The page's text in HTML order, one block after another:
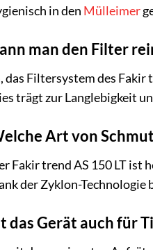
in den Mülleimer
man den Filter
das Filtersystem des
trägt zur Langlebigkeit
Art von
Fakir trend AS 150 LT ist
der Zyklon-
das Gerät auch für